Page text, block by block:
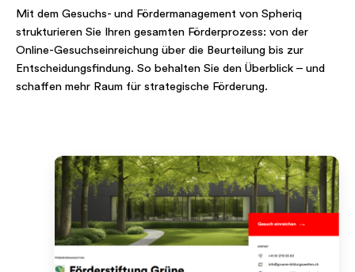
Mit dem Gesuchs- und Fördermanagement von Spheriq
strukturieren Sie Ihren gesamten Förderprozess: von der
Online-Gesuchseinreichung über die Beurteilung bis zur
Entscheidungsfindung. So behalten Sie den Überblick – und
schaffen mehr Raum für strategische Förderung.